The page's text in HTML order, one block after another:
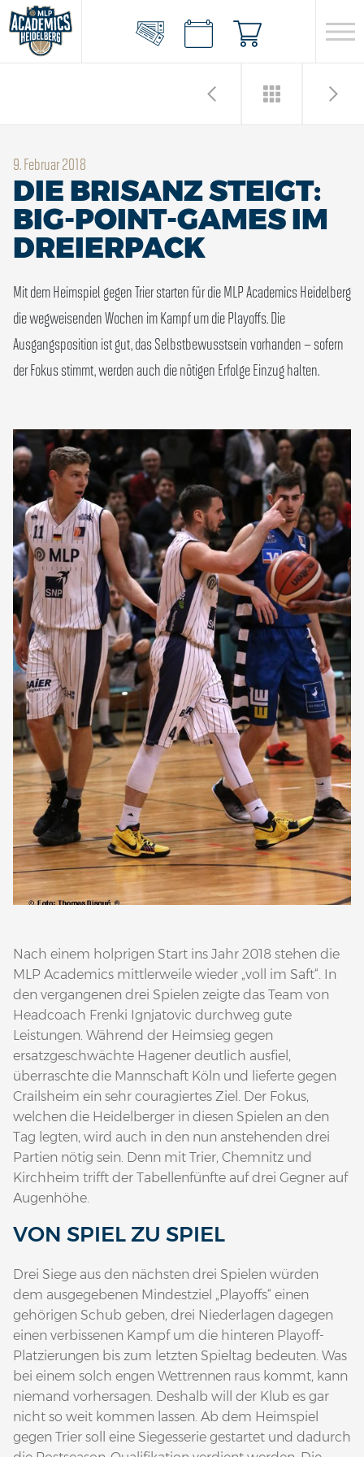
9. Februar 2018
DIE BRISANZ STEIGT:
BIG-POINT-GAMES IM
DREIERPACK
Mit dem Heimspiel gegen Trier starten für die MLP Academics Heidelberg
die wegweisenden Wochen im Kampf um die Playoffs. Die
Ausgangsposition ist gut, das Selbstbewusstsein vorhanden – sofern
der Fokus stimmt, werden auch die nötigen Erfolge Einzug halten.
Nach einem holprigen Start ins Jahr 2018 stehen die
MLP Academics mittlerweile wieder „voll im Saft“. In
den vergangenen drei Spielen zeigte das Team von
Headcoach Frenki Ignjatovic durchweg gute
Leistungen. Während der Heimsieg gegen
ersatzgeschwächte Hagener deutlich ausfiel,
überraschte die Mannschaft Köln und lieferte gegen
Crailsheim ein sehr couragiertes Ziel. Der Fokus,
welchen die Heidelberger in diesen Spielen an den
Tag legten, wird auch in den nun anstehenden drei
Partien nötig sein. Denn mit Trier, Chemnitz und
Kirchheim trifft der Tabellenfünfte auf drei Gegner auf
Augenhöhe.
VON SPIEL ZU SPIEL
Drei Siege aus den nächsten drei Spielen würden
dem ausgegebenen Mindestziel „Playoffs“ einen
gehörigen Schub geben, drei Niederlagen dagegen
einen verbissenen Kampf um die hinteren Playoff-
Platzierungen bis zum letzten Spieltag bedeuten. Was
bei einem solch engen Wettrennen raus kommt, kann
niemand vorhersagen. Deshalb will der Klub es gar
nicht so weit kommen lassen. Ab dem Heimspiel
gegen Trier soll eine Siegesserie gestartet und dadurch